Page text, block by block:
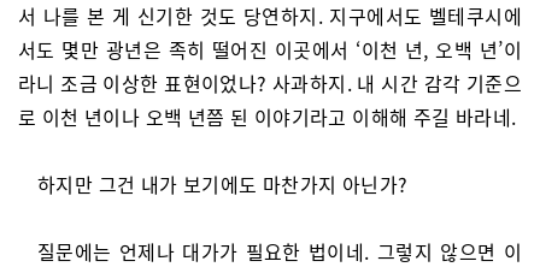
서 나를 본 게 신기한 것도 당연하지. 지구에서도 벨테쿠시에
서도 몇만 광년은 족히 떨어진 이곳에서 ‘이천 년, 오백 년’이
라니 조금 이상한 표현이었나? 사과하지. 내 시간 감각 기준으
로 이천 년이나 오백 년쯤 된 이야기라고 이해해 주길 바라네.
하지만 그건 내가 보기에도 마찬가지 아닌가?
질문에는 언제나 대가가 필요한 법이네. 그렇지 않으면 이